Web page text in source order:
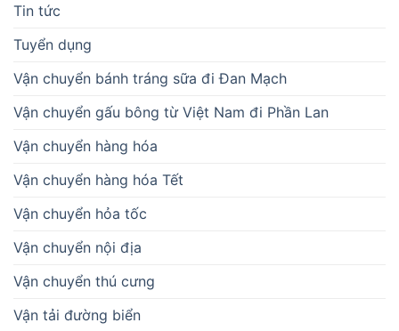
Tin tức
Tuyển dụng
Vận chuyển bánh tráng sữa đi Đan Mạch
Vận chuyển gấu bông từ Việt Nam đi Phần Lan
Vận chuyển hàng hóa
Vận chuyển hàng hóa Tết
Vận chuyển hỏa tốc
Vận chuyển nội địa
Vận chuyển thú cưng
Vận tải đường biển